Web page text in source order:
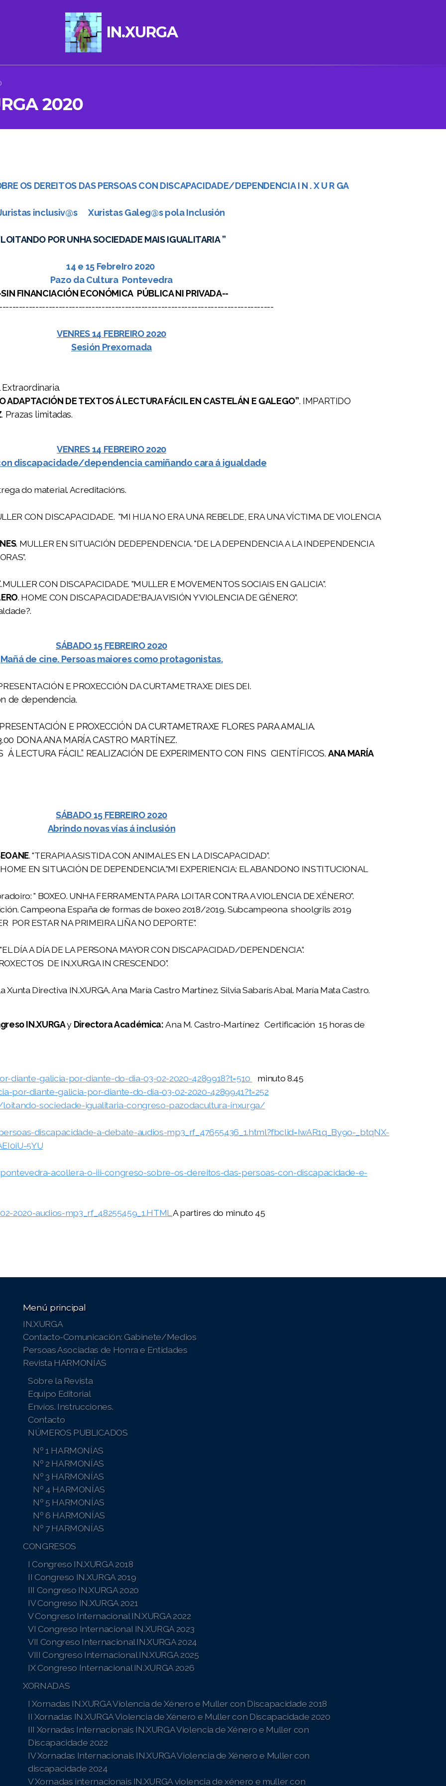
IN.XURGA
2020
OS DEREITOS DAS PERSOAS CON DISCAPACIDADE/DEPENDENCIA I N . X U R GA
inclusiv@s Xuristas Galeg@s pola Inclusión
POR UNHA SOCIEDADE MAIS IGUALITARIA ”
14 e 15 FebreIro 2020
Pazo da Cultura Pontevedra
FINANCIACIÓN ECONÓMICA PÚBLICA NI PRIVADA--
VENRES 14 FEBREIRO 2020
Sesión Prexornada
ADAPTACIÓN DE TEXTOS Á LECTURA FÁCIL EN CASTELÁN E GALEGO”. IMPARTIDO
. Prazas limitadas.
VENRES 14 FEBREIRO 2020
discapacidade/dependencia camiñando cara á igualdade
do material. Acreditacións.
CON DISCAPACIDADE. "MI HIJA NO ERA UNA REBELDE, ERA UNA VÍCTIMA DE VIOLENCIA
. MULLER EN SITUACIÓN DEDEPENDENCIA. "DE LA DEPENDENCIA A LA INDEPENDENCIA
.MULLER CON DISCAPACIDADE. "MULLER E MOVEMENTOS SOCIAIS EN GALICIA”.
. HOME CON DISCAPACIDADE.”BAJA VISIÓN Y VIOLENCIA DE GÉNERO”.
SÁBADO 15 FEBREIRO 2020
Mañá de cine. Persoas maiores como protagonistas.
E PROXECCIÓN DA CURTAMETRAXE DIES DEI.
de dependencia.
E PROXECCIÓN DA CURTAMETRAXE FLORES PARA AMALIA.
DONA ANA MARÍA CASTRO MARTÍNEZ.
LECTURA FÁCIL”. REALIZACIÓN DE EXPERIMENTO CON FINS CIENTÍFICOS.ANA MARÍA
SÁBADO 15 FEBREIRO 2020
Abrindo novas vías á inclusión
. "TERAPIA ASISTIDA CON ANIMALES EN LA DISCAPACIDAD”.
EN SITUACIÓN DE DEPENDENCIA."MI EXPERIENCIA: EL ABANDONO INSTITUCIONAL
" BOXEO. UNHA FERRAMENTA PARA LOITAR CONTRA A VIOLENCIA DE XÉNERO".
Campeona España de formas de boxeo 2018/2019. Subcampeona shoolgrils 2019
POR ESTAR NA PRIMEIRA LIÑA NO DEPORTE".
DÍA A DÍA DE LA PERSONA MAYOR CON DISCAPACIDAD/DEPENDENCIA”.
DE IN.XURGA IN CRESCENDO”.
Directiva IN.XURGA. Ana María Castro Martínez. Silvia Sabarís Abal. María Mata Castro.
IN.XURGAyDirectora Académica:Ana M. Castro-Martínez Certificación 15 horas de
galicia-por-diante-do-dia-03-02-2020-4289918?t=510
minuto 8.45
diante-galicia-por-diante-do-dia-03-02-2020-4289941?t=252
sociedade-igualitaria-congreso-pazodacultura-inxurga/
discapacidade-a-debate-audios-mp3_rf_47655436_1.html?fbclid=IwAR1q_By9o-_btqNX-
5YU
acollera-o-iii-congreso-sobre-os-dereitos-das-persoas-con-discapacidade-e-
2020-audios-mp3_rf_48255459_1.HTML A partires do minuto 45
Menú principal
IN.XURGA
Contacto-Comunicación: Gabinete/Medios
Persoas Asociadas de Honra e Entidades
Revista HARMONÍAS
Sobre la Revista
Equipo Editorial
Envíos. Instrucciones.
Contacto
NÚMEROS PUBLICADOS
Nº 1 HARMONÍAS
Nº 2 HARMONÍAS
Nº 3 HARMONÍAS
Nº 4 HARMONÍAS
Nº 5 HARMONÍAS
Nº 6 HARMONÍAS
Nº 7 HARMONÍAS
CONGRESOS
I Congreso IN.XURGA 2018
II Congreso IN.XURGA 2019
III Congreso IN.XURGA 2020
IV Congreso IN.XURGA 2021
V Congreso Internacional IN.XURGA 2022
VI Congreso InternacionaI IN.XURGA 2023
VII Congreso Internacional IN.XURGA 2024
VIII Congreso Internacional IN.XURGA 2025
IX Congreso Internacional IN.XURGA 2026
XORNADAS
I Xornadas IN.XURGA Violencia de Xénero e Muller con Discapacidade 2018
II Xornadas IN.XURGA Violencia de Xénero e Muller con Discapacidade 2020
III Xornadas Internacionais IN.XURGA Violencia de Xénero e Muller con
Discapacidade 2022
IV Xornadas Internacionais IN.XURGA Violencia de Xénero e Muller con
discapacidade 2024
V Xornadas internacionais IN.XURGA violencia de xénero e muller con